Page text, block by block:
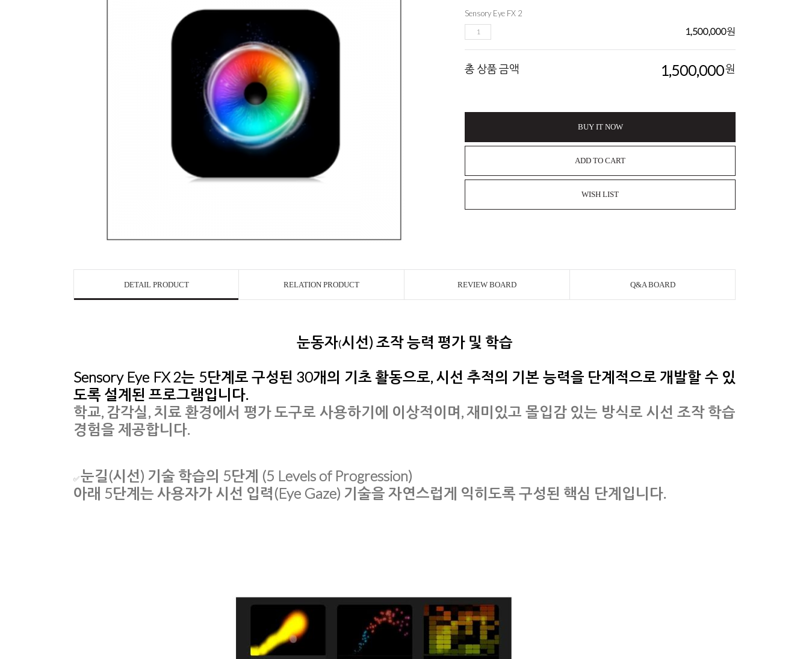
Sensory Eye FX 2
1,500,000원
총 상품 금액 1,500,000원
BUY IT NOW
ADD TO CART
WISH LIST
DETAIL PRODUCT RELATION PRODUCT REVIEW BOARD Q&A BOARD
눈동자(시선) 조작 능력 평가 및 학습
Sensory Eye FX 2는 5단계로 구성된 30개의 기초 활동으로, 시선 추적의 기본 능력을 단계적으로 개발할 수 있
도록 설계된 프로그램입니다.
학교, 감각실, 치료 환경에서 평가 도구로 사용하기에 이상적이며, 재미있고 몰입감 있는 방식로 시선 조작 학습
경험을 제공합니다.
✅눈길(시선) 기술 학습의 5단계 (5 Levels of Progression)
아래 5단계는 사용자가 시선 입력(Eye Gaze) 기술을 자연스럽게 익히도록 구성된 핵심 단계입니다.